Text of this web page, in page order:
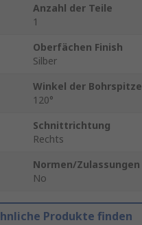
Anzahl der Teile
1
Oberfächen Finish
Silber
Winkel der Bohrspitze
120°
Schnittrichtung
Rechts
Normen/Zulassungen
No
Produkte finden